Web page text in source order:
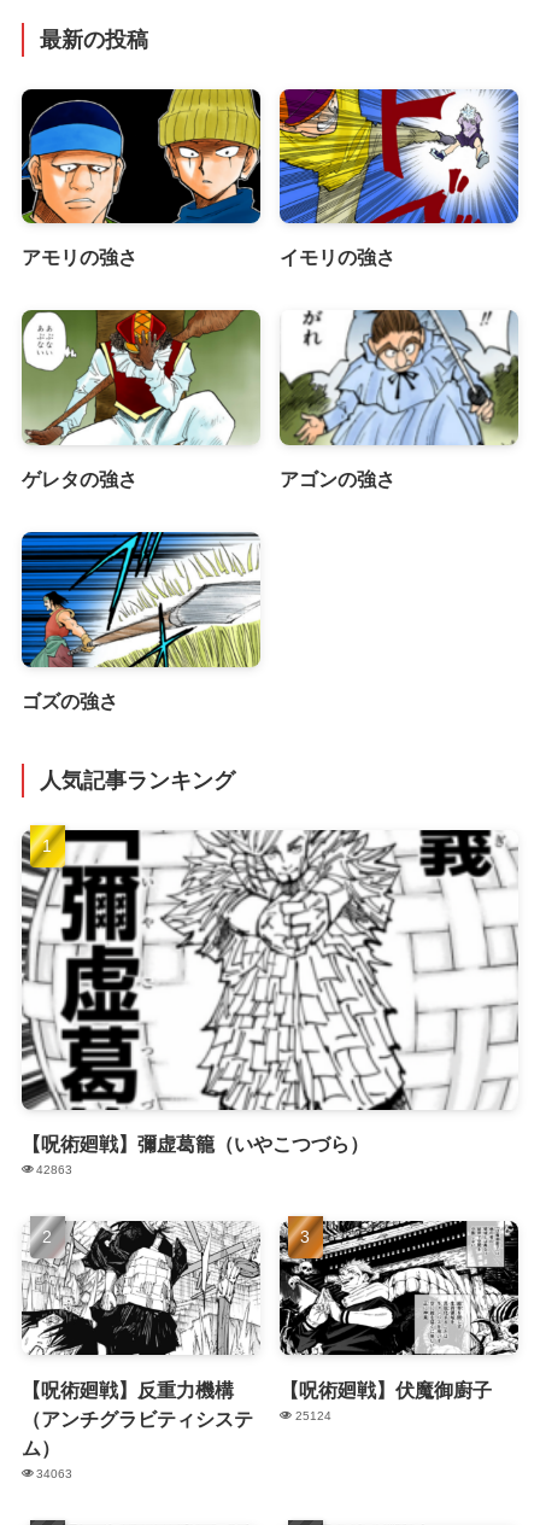
最新の投稿
アモリの強さ イモリの強さ
ゲレタの強さ アゴンの強さ
ゴズの強さ
人気記事ランキング
【呪術廻戦】彌虚葛籠（いやこつづら）
42863
【呪術廻戦】反重力機構
（アンチグラビティシステ
ム）
34063
【呪術廻戦】伏魔御廚子
25124